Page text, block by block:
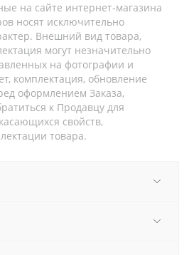
на сайте интернет-магазина
носят исключительно
Внешний вид товара,
могут незначительно
на фотографии и
комплектация, обновление
оформлением Заказа,
к Продавцу для
свойств,
товара.